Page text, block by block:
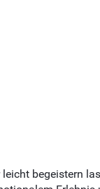
begeistern